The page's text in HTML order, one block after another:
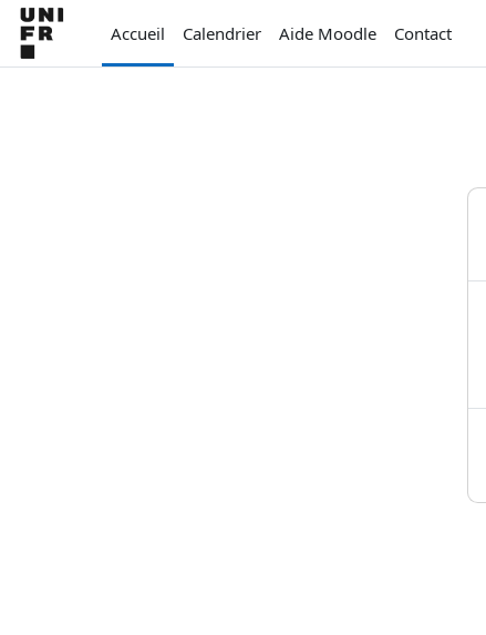
Passer au contenu principal
Accueil
Calendrier Aide Moodle Contact